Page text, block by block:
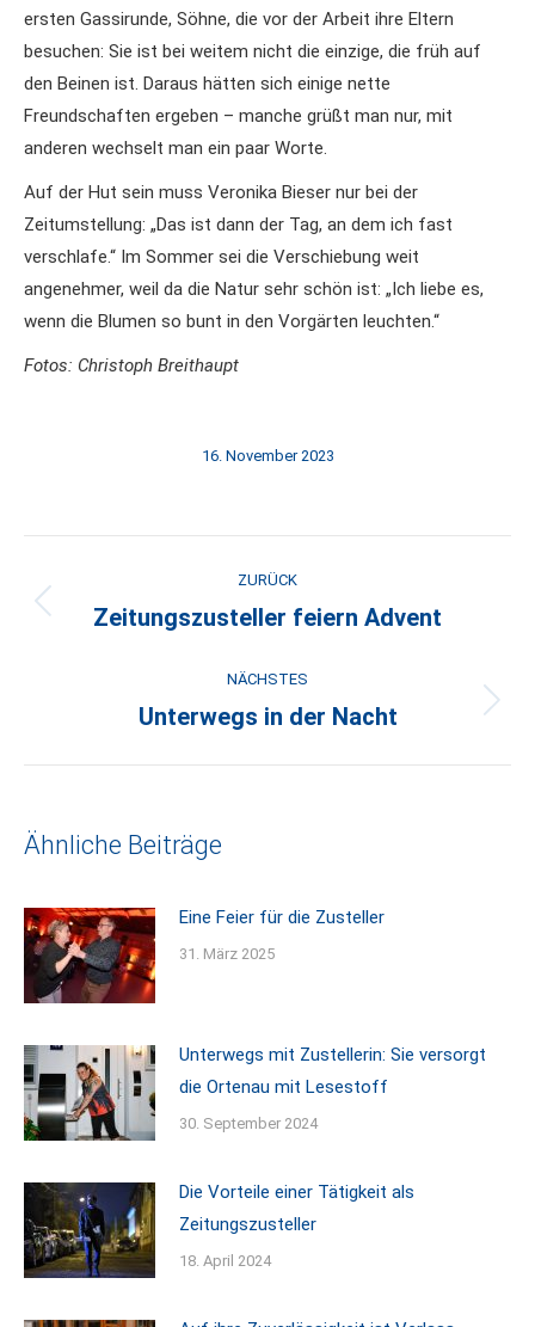
ersten Gassirunde, Söhne, die vor der Arbeit ihre Eltern
besuchen: Sie ist bei weitem nicht die einzige, die früh auf
den Beinen ist. Daraus hätten sich einige nette
Freundschaften ergeben – manche grüßt man nur, mit
anderen wechselt man ein paar Worte.
Auf der Hut sein muss Veronika Bieser nur bei der
Zeitumstellung: „Das ist dann der Tag, an dem ich fast
verschlafe.“ Im Sommer sei die Verschiebung weit
angenehmer, weil da die Natur sehr schön ist: „Ich liebe es,
wenn die Blumen so bunt in den Vorgärten leuchten.“
Fotos: Christoph Breithaupt
16. November 2023
Kommentarnavigation
ZURÜCK
Vorheriger
Zeitungszusteller feiern Advent
NÄCHSTES
Nächster
Unterwegs in der Nacht
Ähnliche Beiträge
Eine Feier für die Zusteller
31. März 2025
Unterwegs mit Zustellerin: Sie versorgt
die Ortenau mit Lesestoff
30. September 2024
Die Vorteile einer Tätigkeit als
Zeitungszusteller
18. April 2024